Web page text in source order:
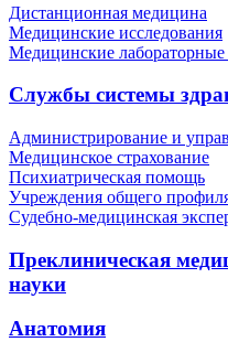
Дистанционная медицина
Медицинские исследования
Медицинские
Службы системы
Администрирование и
Медицинское страхование
Психиатрическая помощь
Учреждения общего
Судебно-медицинская
Преклиническая
науки
Анатомия